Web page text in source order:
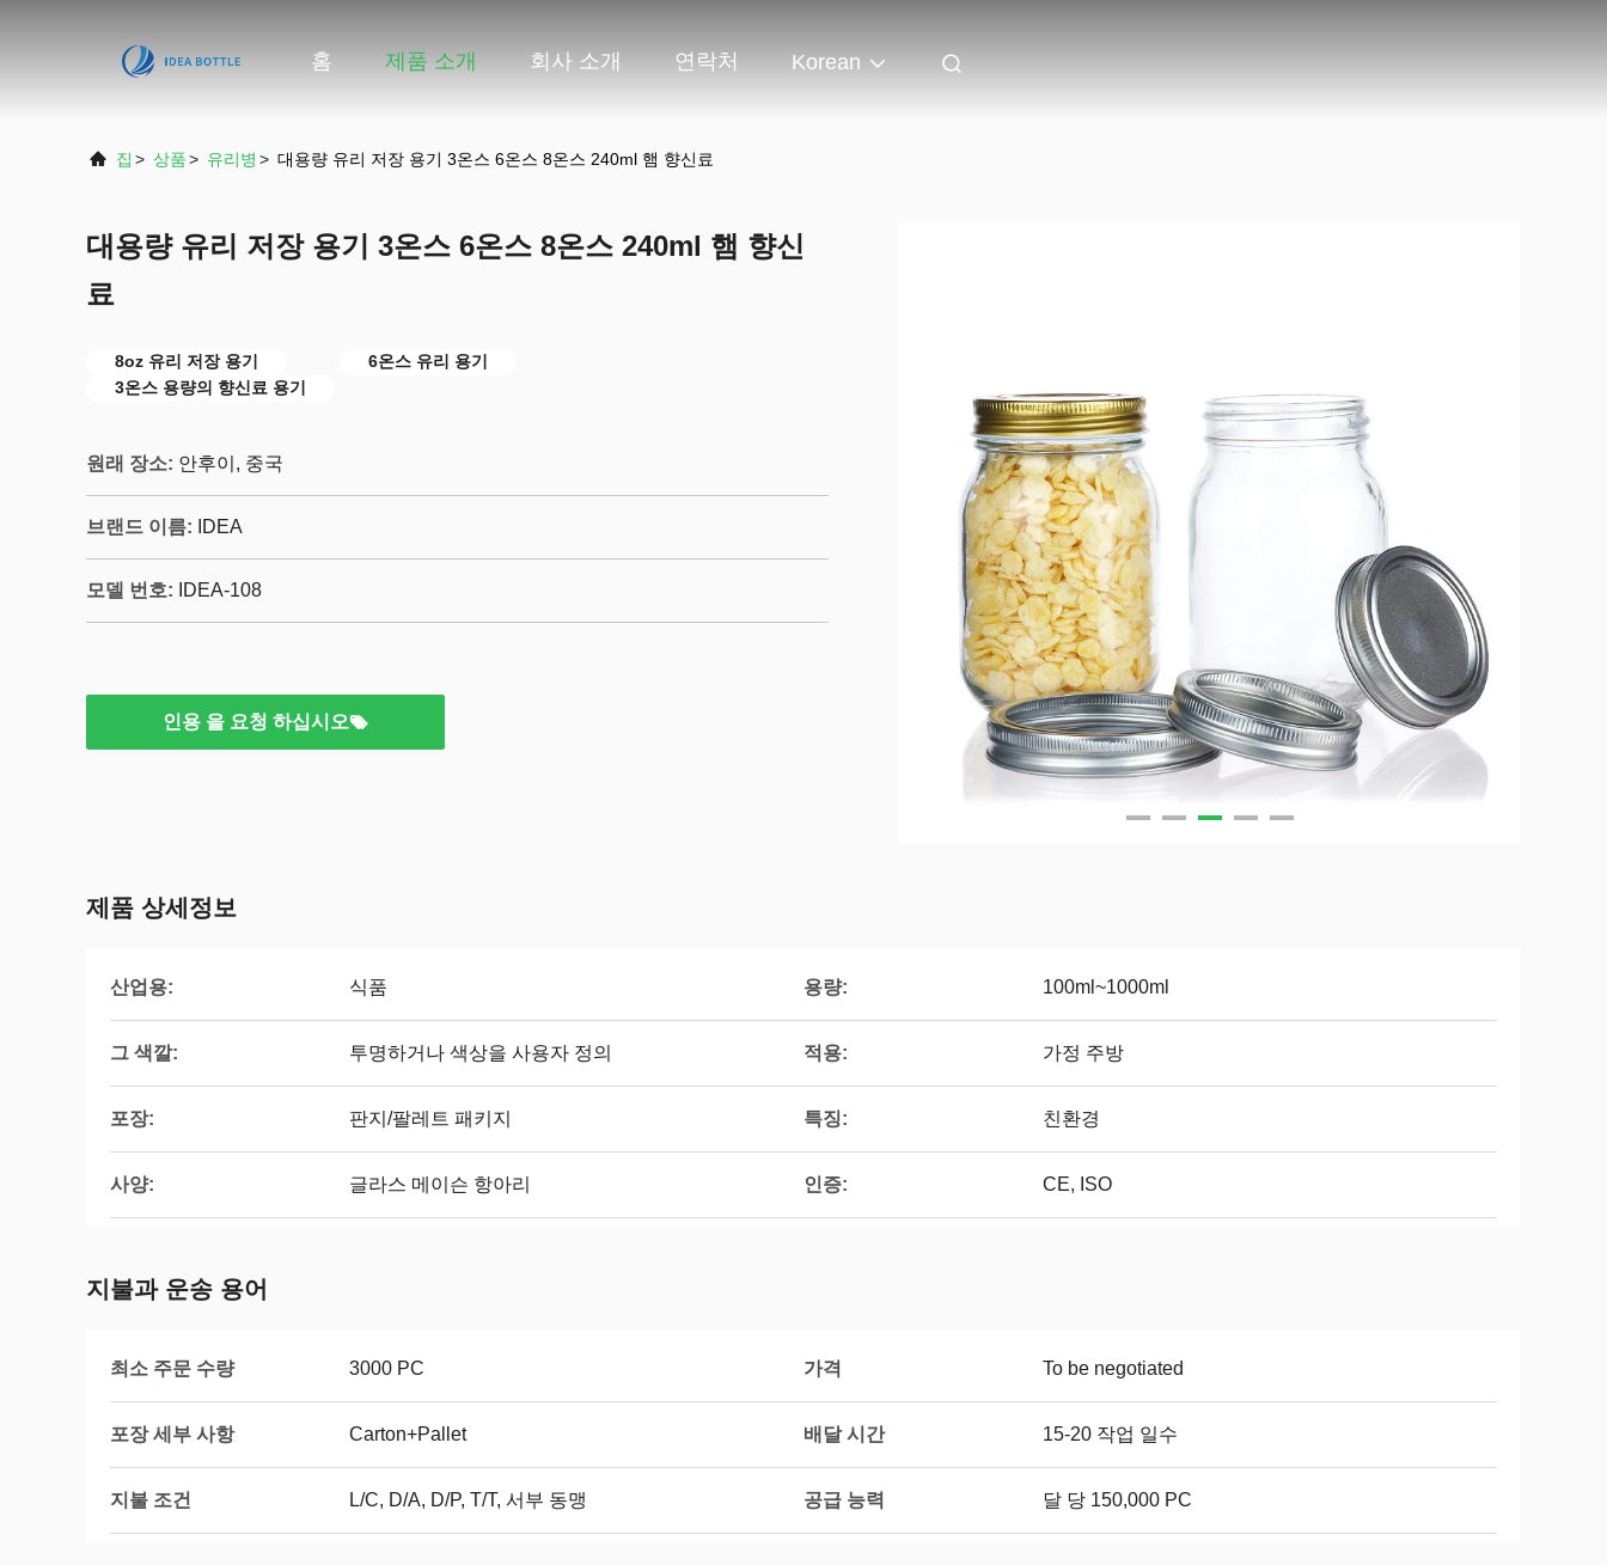
홈 제품 소개 회사 소개 연락처 Korean
집 > 상품> 유리병 > 대용량 유리 저장 용기 3온스 6온스 8온스 240ml 햄 향신료
대용량 유리 저장 용기 3온스 6온스 8온스 240ml 햄 향신
료
8oz 유리 저장 용기
6온스 유리 용기
3온스 용량의 향신료 용기
원래 장소: 안후이, 중국
브랜드 이름: IDEA
모델 번호: IDEA-108
인용 을 요청 하십시오
제품 상세정보
산업용: 식품 용량: 100ml~1000ml
그 색깔: 투명하거나 색상을 사용자 정의 적용: 가정 주방
포장: 판지/팔레트 패키지 특징: 친환경
사양: 글라스 메이슨 항아리 인증: CE, ISO
지불과 운송 용어
최소 주문 수량 3000 PC 가격 To be negotiated
포장 세부 사항 Carton+Pallet 배달 시간 15-20 작업 일수
지불 조건 L/C, D/A, D/P, T/T, 서부 동맹 공급 능력 달 당 150,000 PC